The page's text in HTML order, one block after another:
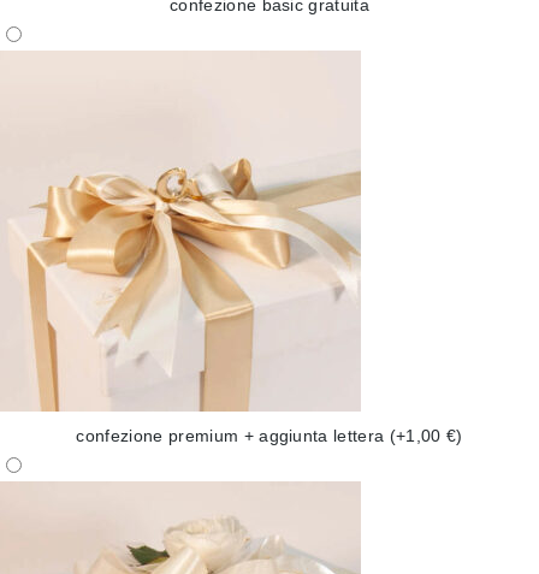
confezione basic gratuita
confezione premium + aggiunta lettera (+1,00 €)